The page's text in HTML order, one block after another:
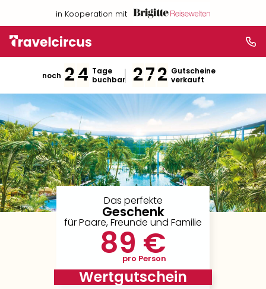
in Kooperation mit
noch 24 Tage
buchbar
272 Gutscheine
verkauft
Das perfekte
Geschenk
für Paare, Freunde und Familie
89 €
pro Person
Wertgutschein